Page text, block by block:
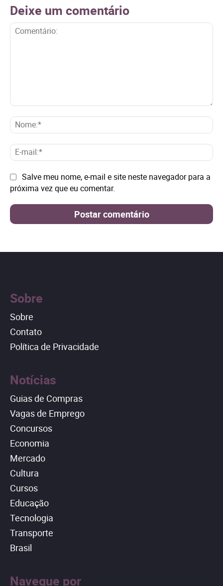
Deixe um comentário
E-
Site: Salve meu nome, e-mail e site neste navegador para a
próxima vez que eu comentar.
Sobre
Sobre
Contato
Política de Privacidade
Notícias
Guias de Compras
Vagas de Emprego
Concursos
Economia
Mercado
Cultura
Cursos
Educação
Tecnologia
Transporte
Brasil
Navegue por